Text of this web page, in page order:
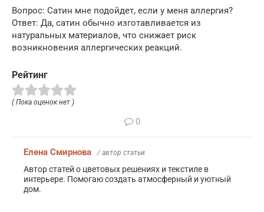
Вопрос: Сатин мне подойдет, если у меня аллергия?
Ответ: Да, сатин обычно изготавливается из
натуральных материалов, что снижает риск
возникновения аллергических реакций.
Рейтинг
( Пока оценок нет )
0
Елена Смирнова / автор статьи
Автор статей о цветовых решениях и текстиле в
интерьере. Помогаю создать атмосферный и уютный
дом.